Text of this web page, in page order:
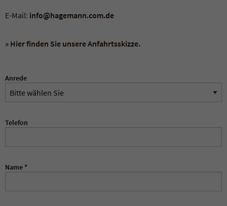
E-Mail: info@hagemann.com.de
» Hier finden Sie unsere Anfahrtsskizze.
Anrede
Telefon
Name *
Zweck Enthält die gewählten Cookie-Einstellungen.